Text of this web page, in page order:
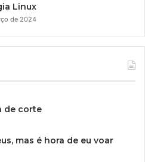
Linux
de 2024
de corte
mas é hora de eu voar